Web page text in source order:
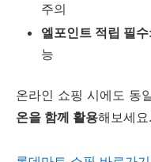
주의
엘포인트 적립 필수
능
온라인 쇼핑 시에도 동
온을 함께 활용해보세요.